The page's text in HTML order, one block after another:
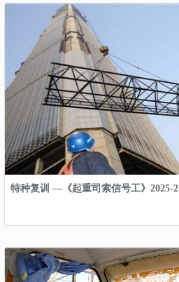
特种复训 —《起重司索信号工》2025-2